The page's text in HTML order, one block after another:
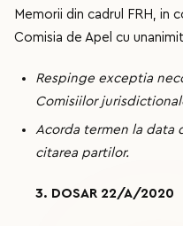
Memorii din cadrul FRH, in
Comisia de Apel cu
Respinge exceptia
Comisiilor
Acorda termen la data
citarea partilor.
3. DOSAR 22/A/2020